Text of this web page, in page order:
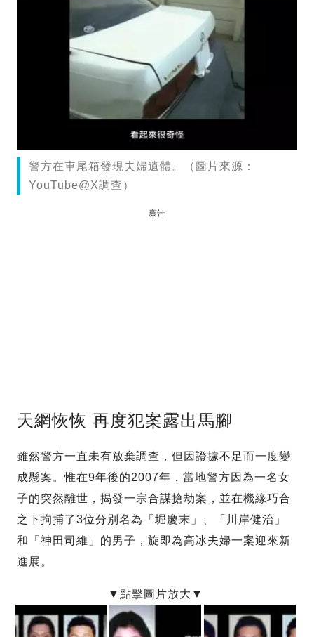
警方在車尾箱發現夫婦遺體。（圖片來源：
YouTube@X調查）
廣告
天網恢恢 再度犯案露出馬腳
雖然警方一直未有放棄調查，但因證據不足而一度變
成懸案。惟在9年後的2007年，當地警方因為一名女
子的突然離世，揭發一宗合謀搶劫案，並在機緣巧合
之下拘捕了3位分別名為「堀慶末」、「川岸健治」
和「神田司維」的男子，旋即為高冰夫婦一案迎來新
進展。